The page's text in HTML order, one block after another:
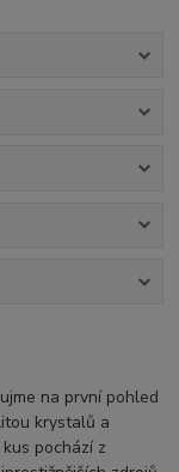
na první pohled
krystalů a
pochází z